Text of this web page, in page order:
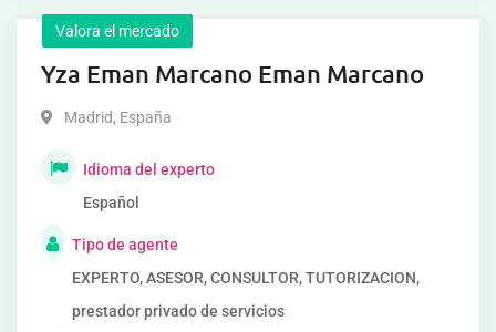
Valora el mercado
Yza Eman Marcano Eman Marcano
Madrid, España
Idioma del experto
Español
Tipo de agente
EXPERTO, ASESOR, CONSULTOR, TUTORIZACION,
prestador privado de servicios